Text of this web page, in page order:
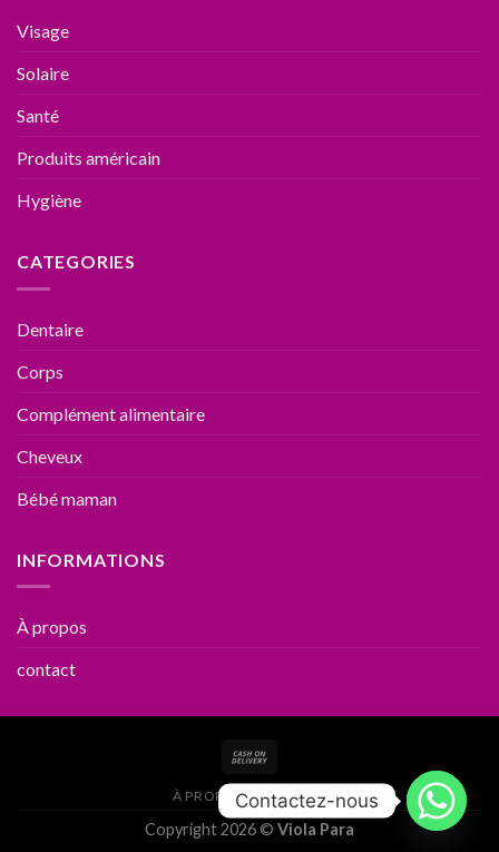
Visage
Solaire
Santé
Produits américain
Hygiène
CATEGORIES
Dentaire
Corps
Complément alimentaire
Cheveux
Bébé maman
INFORMATIONS
À propos
contact
À PROPOS CONTACT
Copyright 2026 © Viola Para
Contactez-nous